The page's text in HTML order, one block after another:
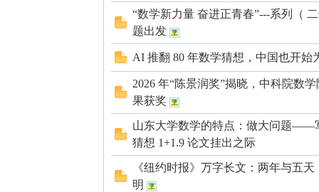
“数学新力量 奋进正青春”---系列（
题出发
AI 推翻 80 年数学猜想，中国也开始
2026 年“陈景润奖”揭晓，中科院数
果获奖
山东大学数学的特点：做大问题——
猜想 1+1.9 论文挂出之际
《纽约时报》万字长文：两年与五
明